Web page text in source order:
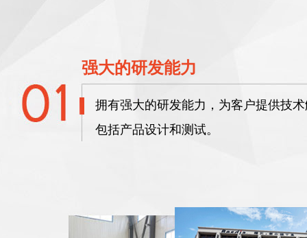
强大的研发能力
拥有强大的研发能力，为客户提供技
包括产品设计和测试。